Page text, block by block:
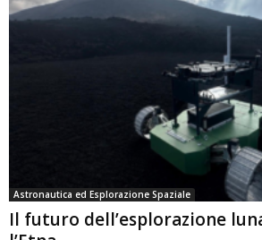
Astronautica ed Esplorazione Spaziale
Il futuro dell’esplorazione